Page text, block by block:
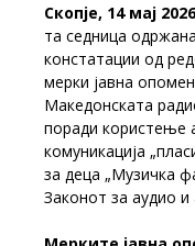
Скопје, 14 мај
та седница
констатации од
мерки јавна
Македонската
поради користење
комуникација
за деца „Музичка
Законот за аудио и